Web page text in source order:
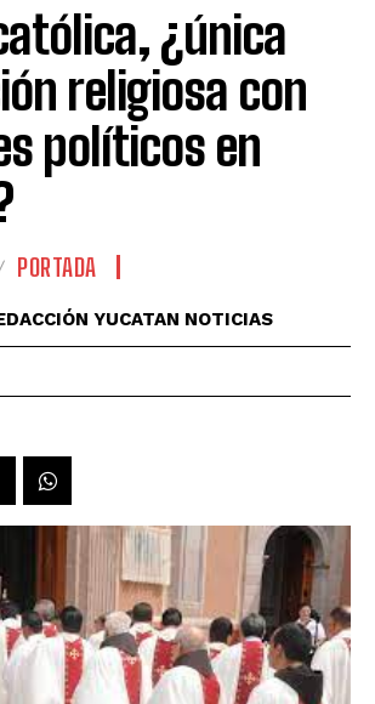
¿única
religiosa con
políticos en
PORTADA
YUCATAN NOTICIAS